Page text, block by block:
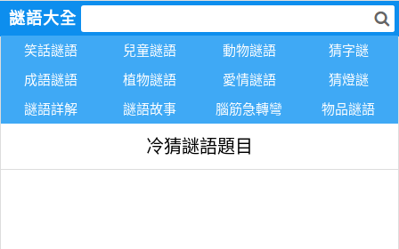
謎語大全
笑話謎語 兒童謎語 動物謎語
猜字謎
成語謎語
植物謎語 愛情謎語
猜燈謎
謎語詳解
謎語故事 腦筋急轉彎 物品謎語
冷猜謎語題目